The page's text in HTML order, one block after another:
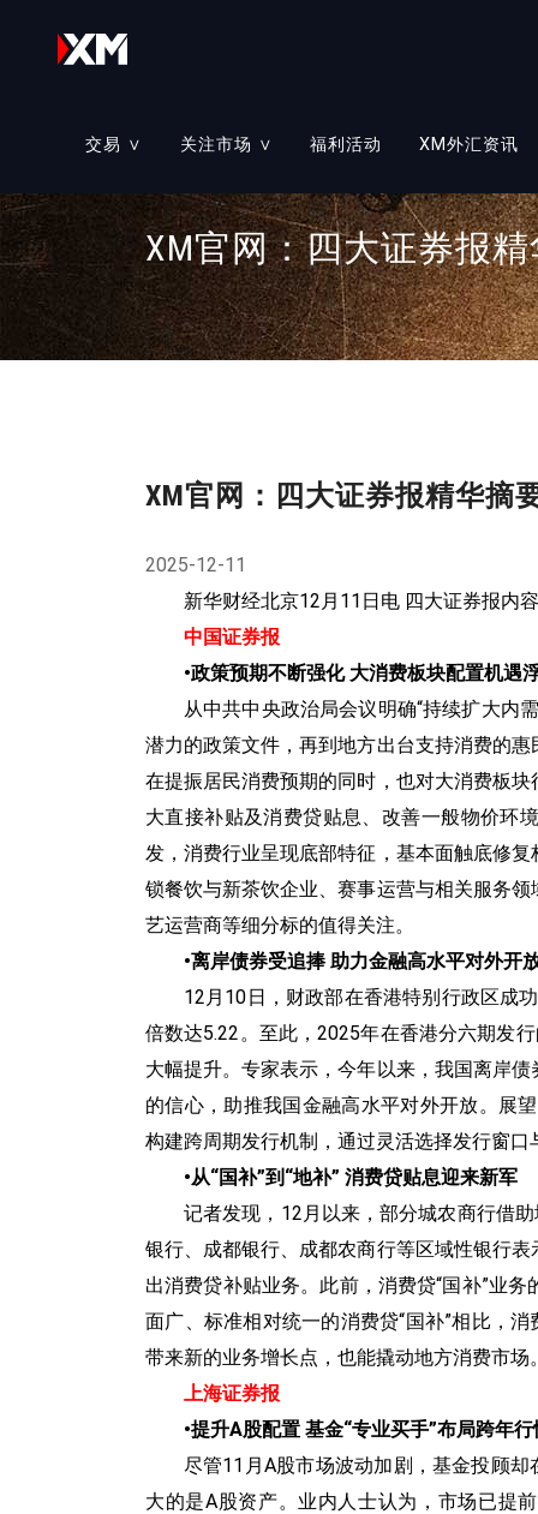
交易 ∨
≡ 账户类型
交易市场 ≡ 外汇交易
股票衍生物
股票
股指
能源
我们的服务 ≡
关注市场 ∨
教育课程 ≡
交易工具 ≡
福利活动 XM外汇资讯
XM官网：四大证券报
XM官网：四大证券报精华摘
2025-12-11
新华财经北京12月11日电 四大证券报内
中国证券报
•‍政策预期不断强化 大消费板块配置机遇
从中共中央政治局会议明确“持续扩大内
潜力的政策文件，再到地方出台支持消费的
在提振居民消费预期的同时，也对大消费板
大直接补贴及消费贷贴息、改善一般物价环
发，消费行业呈现底部特征，基本面触底修
锁餐饮与新茶饮企业、赛事运营与相关服务
艺运营商等细分标的值得关注。
•‍离岸债券受追捧 助力金融高水平对外开
12月10日，财政部在香港特别行政区成
倍数达5.22。至此，2025年在香港分六期发
大幅提升。专家表示，今年以来，我国离岸
的信心，助推我国金融高水平对外开放。展
构建跨周期发行机制，通过灵活选择发行窗
•‍从“国补”到“地补” 消费贷贴息迎来新军
记者发现，12月以来，部分城农商行借
银行、成都银行、成都农商行等区域性银行
出消费贷补贴业务。此前，消费贷“国补”业
面广、标准相对统一的消费贷“国补”相比，
带来新的业务增长点，也能撬动地方消费市场
上海证券报
•‍提升A股配置 基金“专业买手”布局跨年行
尽管11月A股市场波动加剧，基金投顾
大的是A股资产。业内人士认为，市场已提